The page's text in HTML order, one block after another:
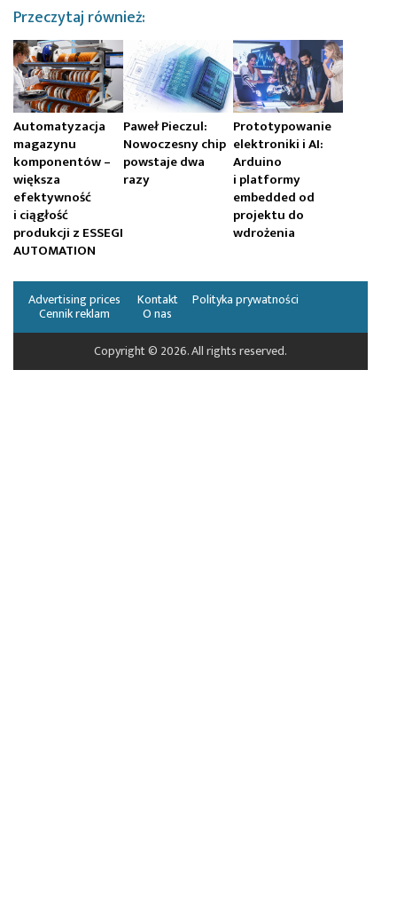
Przeczytaj również:
Automatyzacja
magazynu
komponentów –
większa
efektywność
i ciągłość
produkcji z ESSEGI
AUTOMATION
Paweł Pieczul:
Nowoczesny chip
powstaje dwa
razy
Prototypowanie
elektroniki i AI:
Arduino
i platformy
embedded od
projektu do
wdrożenia
Cennik reklam
Advertising prices Kontakt
O nas
Polityka prywatności
Copyright © 2026. All rights reserved.